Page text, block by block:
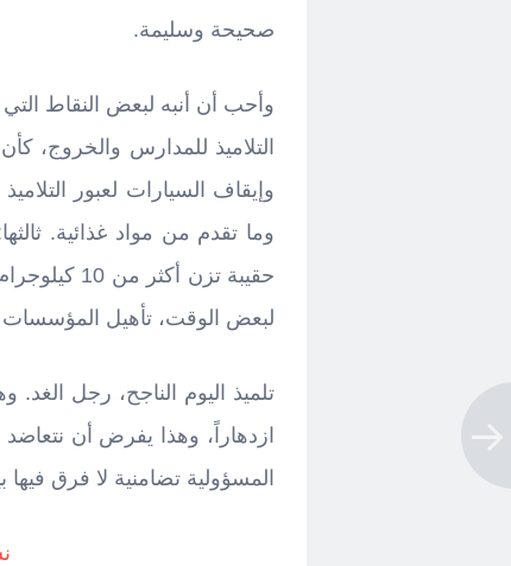
صحيحة وسليمة.
وأحب أن أنبه لبعض النقاط
التلاميذ للمدارس والخروج،
وإيقاف السيارات لعبور
وما تقدم من مواد غذائية.
حقيبة تزن
لبعض الوقت، تأهيل المؤسسات
تلميذ اليوم الناجح، رجل الغد.
ازدهاراً، وهذا يفرض أن نتعاضد
المسؤولية تضامنية لا فرق فيها